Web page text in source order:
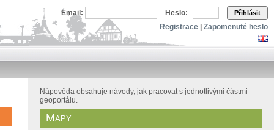
Email: Heslo: Přihlásit
Registrace Zapomenuté heslo
Nápověda obsahuje návody, jak pracovat s jednotlivými částmi
geoportálu.
Mapy